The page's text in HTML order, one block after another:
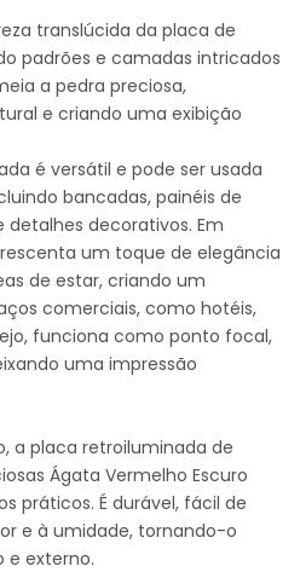
translúcida da placa de
padrões e camadas intricados
a pedra preciosa,
e criando uma exibição
é versátil e pode ser usada
bancadas, painéis de
decorativos. Em
um toque de elegância
de estar, criando um
comerciais, como hotéis,
funciona como ponto focal,
uma impressão
a placa retroiluminada de
Ágata Vermelho Escuro
práticos. É durável, fácil de
e à umidade, tornando-o
e externo.